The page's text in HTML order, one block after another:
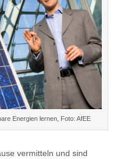
Energien lernen, Foto: AfEE
vermitteln und sind